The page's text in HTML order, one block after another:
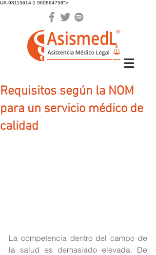
UA-93115614-1 969864758">
Requisitos según la NOM
para un servicio médico de
calidad
La competencia dentro del campo de
la salud es demasiado elevada. De